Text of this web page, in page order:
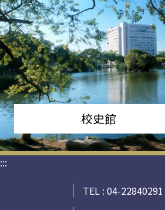
校史館
:::
TEL : 04-